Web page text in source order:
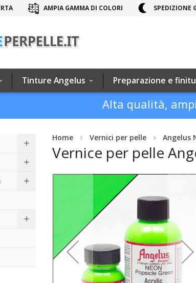
AMPIA GAMMA DI COLORI
SPEDIZIONE
Tinture Angelus Preparazione e
Alta qualità,
Home Vernici per pelle Angelus
Vernice per pelle
immagini